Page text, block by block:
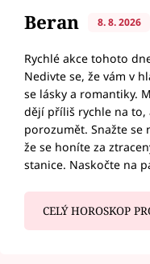
Beran 8. 8. 2026
Rychlé akce tohoto
Nedivte se, že vám v
se lásky a romantiky.
dějí příliš rychle na
porozumět. Snažte se
že se honíte za
stanice. Naskočte na
CELÝ HOROSKOP